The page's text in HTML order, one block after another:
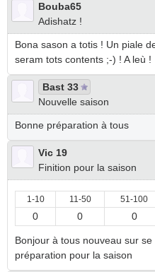
Bouba65
Adishatz !
Bona sason a totis ! Un piale
seram tots contents ;-) ! A leù !
Bast 33
Nouvelle saison
Bonne préparation à tous
Vic 19
Finition pour la saison
1-10 11-50 51-100
0 0 0
Bonjour à tous nouveau sur
préparation pour la saison